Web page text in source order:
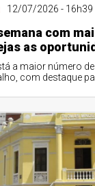
12/07/2026 - 16h39
com
as
a maior número
com destaque